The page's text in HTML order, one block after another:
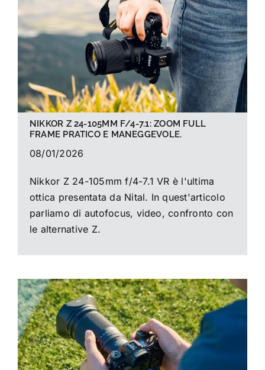
La foto del mese
Guide
Cerca
per:
NIKKOR Z 24-105MM F/4-7.1: ZOOM FULL
FRAME PRATICO E MANEGGEVOLE.
08/01/2026
Nikkor Z 24-105mm f/4-7.1 VR è l'ultima
ottica presentata da Nital. In quest'articolo
parliamo di autofocus, video, confronto con
le alternative Z.